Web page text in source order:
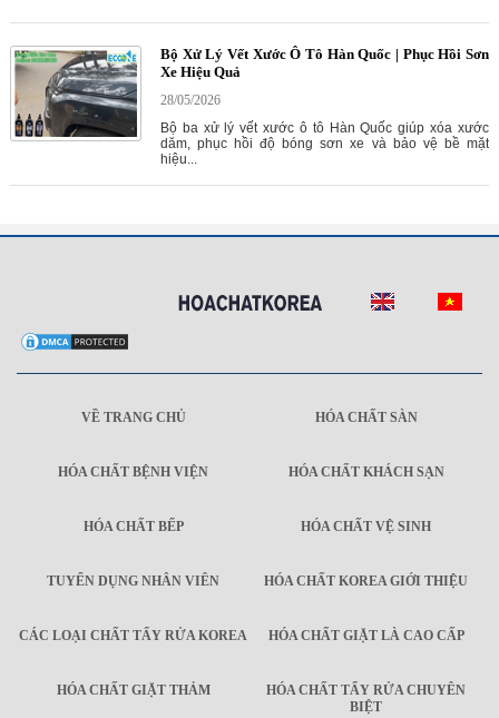
Bộ Xử Lý Vết Xước Ô Tô Hàn Quốc | Phục Hồi Sơn
Xe Hiệu Quả
28/05/2026
Bộ ba xử lý vết xước ô tô Hàn Quốc giúp xóa xước
dăm, phục hồi độ bóng sơn xe và bảo vệ bề mặt
hiệu...
VỀ TRANG CHỦ HÓA CHẤT SÀN
HÓA CHẤT BỆNH VIỆN HÓA CHẤT KHÁCH SẠN
HÓA CHẤT BẾP HÓA CHẤT VỆ SINH
TUYỂN DỤNG NHÂN VIÊN HÓA CHẤT KOREA GIỚI THIỆU
CÁC LOẠI CHẤT TẨY RỬA KOREA HÓA CHẤT GIẶT LÀ CAO CẤP
HÓA CHẤT GIẶT THẢM
HÓA CHẤT TẨY RỬA CHUYÊN
BIỆT